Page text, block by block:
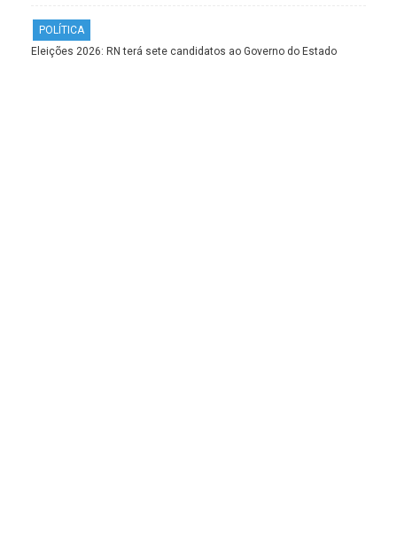
POLÍTICA
Eleições 2026: RN terá sete candidatos ao Governo do Estado